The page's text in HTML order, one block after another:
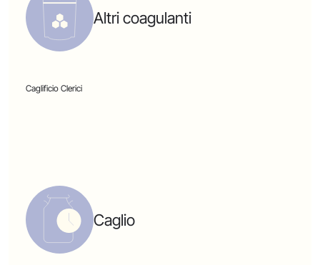
Altri coagulanti
Caglificio Clerici
Caglio